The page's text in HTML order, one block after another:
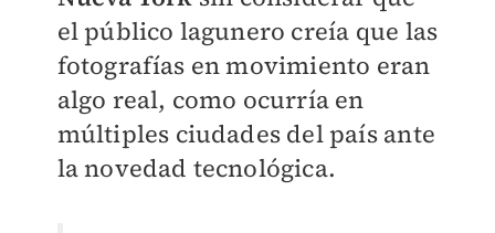
el público lagunero creía que las
fotografías en movimiento eran
algo real, como ocurría en
múltiples ciudades del país ante
la novedad tecnológica.